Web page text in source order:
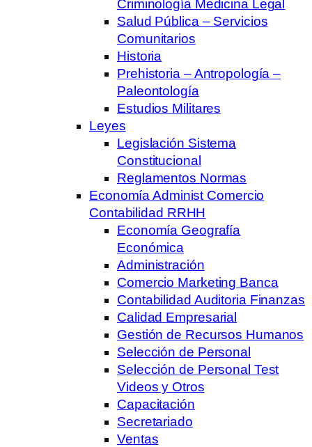
Criminología Medicina Legal
Salud Pública – Servicios
Comunitarios
Historia
Prehistoria – Antropología –
Paleontología
Estudios Militares
Leyes
Legislación Sistema
Constitucional
Reglamentos Normas
Economía Administ Comercio
Contabilidad RRHH
Economía Geografía
Económica
Administración
Comercio Marketing Banca
Contabilidad Auditoria Finanzas
Calidad Empresarial
Gestión de Recursos Humanos
Selección de Personal
Selección de Personal Test
Videos y Otros
Capacitación
Secretariado
Ventas